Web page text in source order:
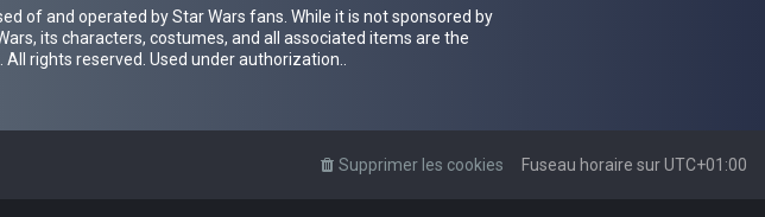
of and operated by Star Wars fans. While it is not sponsored by
its characters, costumes, and all associated items are the
rights reserved. Used under authorization..
Fuseau horaire surUTC+01:00
Supprimer les cookies